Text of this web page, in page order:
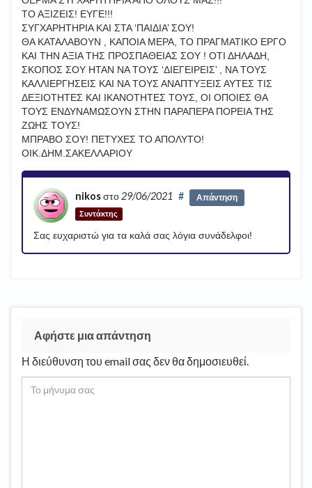
ΤΟ ΑΞΙΖΕΙΣ! ΕΥΓΕ!!!
ΣΥΓΧΑΡΗΤΗΡΙΑ ΚΑΙ ΣΤΑ ‘ΠΑΙΔΙΑ’ ΣΟΥ!
ΘΑ ΚΑΤΑΛΑΒΟΥΝ , ΚΑΠΟΙΑ ΜΕΡΑ, ΤΟ ΠΡΑΓΜΑΤΙΚΟ ΕΡΓΟ
ΚΑΙ ΤΗΝ ΑΞΙΑ ΤΗΣ ΠΡΟΣΠΑΘΕΙΑΣ ΣΟΥ ! ΟΤΙ ΔΗΛΑΔΗ,
ΣΚΟΠΟΣ ΣΟΥ ΗΤΑΝ ΝΑ ΤΟΥΣ ‘ΔΙΕΓΕΙΡΕΙΣ’ , ΝΑ ΤΟΥΣ
ΚΑΛΛΙΕΡΓΗΣΕΙΣ ΚΑΙ ΝΑ ΤΟΥΣ ΑΝΑΠΤΥΞΕΙΣ ΑΥΤΕΣ ΤΙΣ
ΔΕΞΙΟΤΗΤΕΣ ΚΑΙ ΙΚΑΝΟΤΗΤΕΣ ΤΟΥΣ, ΟΙ ΟΠΟΙΕΣ ΘΑ
ΤΟΥΣ ΕΝΔΥΝΑΜΩΣΟΥΝ ΣΤΗΝ ΠΑΡΑΠΕΡΑ ΠΟΡΕΙΑ ΤΗΣ
ΖΩΗΣ ΤΟΥΣ!
ΜΠΡΑΒΟ ΣΟΥ! ΠΕΤΥΧΕΣ ΤΟ ΑΠΟΛΥΤΟ!
ΟΙΚ.ΔΗΜ.ΣΑΚΕΛΛΑΡΙΟΥ
nikosστο 29/06/2021
Συντάκτης
# Απάντηση
Σας ευχαριστώ για τα καλά σας λόγια συνάδελφοι!
Αφήστε μια απάντηση
Η διεύθυνση του email σας δεν θα δημοσιευθεί.